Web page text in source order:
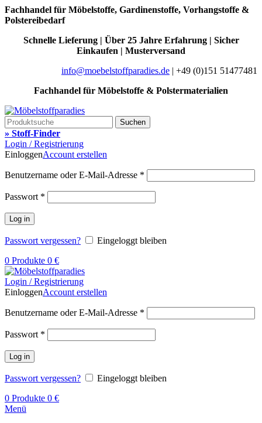
Fachhandel für Möbelstoffe, Gardinenstoffe, Vorhangstoffe &
Polstereibedarf
Schnelle Lieferung | Über 25 Jahre Erfahrung | Sicher
Einkaufen | Musterversand
info@moebelstoffparadies.de | +49 (0)151 51477481
Fachhandel für Möbelstoffe & Polstermaterialien
Suchen
» Stoff-Finder
Login / Registrierung
EinloggenAccount erstellen
Benutzername oder E-Mail-Adresse *
Passwort *
Log in
Passwort vergessen?
Eingeloggt bleiben
0 Produkte 0 €
Login / Registrierung
EinloggenAccount erstellen
Benutzername oder E-Mail-Adresse *
Passwort *
Log in
Passwort vergessen?
Eingeloggt bleiben
0 Produkte 0 €
Menü